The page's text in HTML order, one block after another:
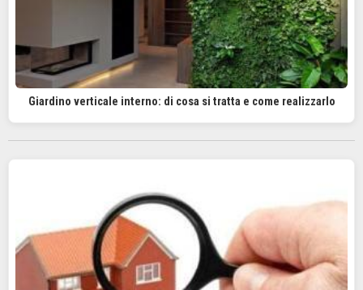
Giardino verticale interno: di cosa si tratta e come realizzarlo